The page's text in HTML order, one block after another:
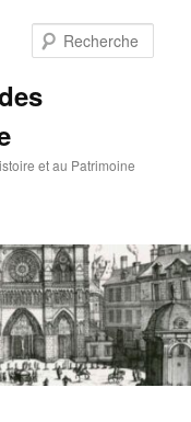
et au Patrimoine